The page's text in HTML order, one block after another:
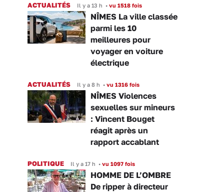
ACTUALITÉS Il y a 13 h • vu 1518 fois
NÎMES La ville classée
parmi les 10
meilleures pour
voyager en voiture
électrique
ACTUALITÉS Il y a 8 h • vu 1316 fois
NÎMES Violences
sexuelles sur mineurs
: Vincent Bouget
réagit après un
rapport accablant
POLITIQUE Il y a 17 h • vu 1097 fois
HOMME DE L’OMBRE
De ripper à directeur